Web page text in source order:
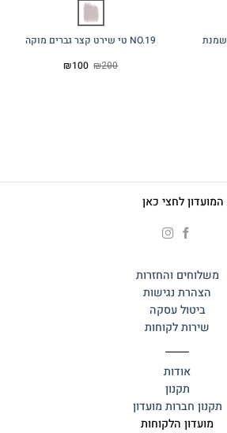
NO.19 טי שירט קצר גברים מוקה
₪200 המחיר
₪100 המחיר
לחצי כאן
משלוחים והחזרות
הצהרת נגישות
ביטול עסקה
שירות לקוחות
אודות
תקנון
תקנון חברות מועדון
מועדון הלקוחות